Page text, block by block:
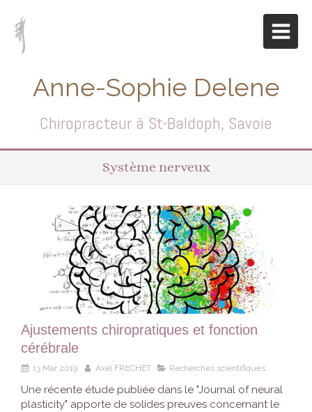
Anne-Sophie Delene
Chiropracteur à St-Baldoph, Savoie
Système nerveux
Ajustements chiropratiques et fonction
cérébrale
13 Mar 2019 Axel FRECHET Recherches scientifiques
Une récente étude publiée dans le "Journal of neural
plasticity" apporte de solides preuves concernant le